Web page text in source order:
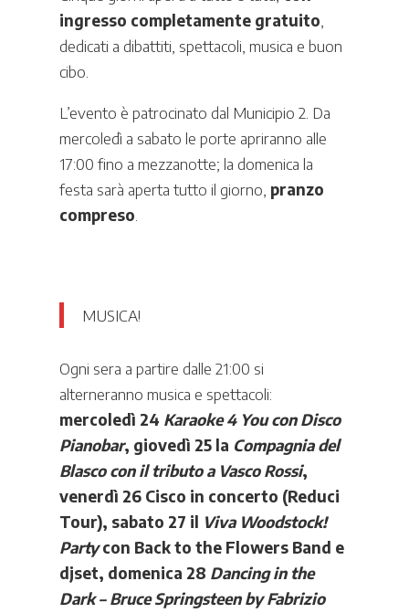
ingresso completamente gratuito
dedicati a dibattiti, spettacoli, musica e buon
cibo.
L’evento è patrocinato dal Municipio 2. Da
mercoledì a sabato le porte apriranno alle
17:00 fino a mezzanotte; la domenica la
festa sarà aperta tutto il giorno, pranzo
compreso
MUSICA!
Ogni sera a partire dalle 21:00 si
alterneranno musica e spettacoli:
mercoledì 24 Karaoke 4 You con Disco
Pianobar, giovedì 25 la Compagnia del
Blasco con il tributo a Vasco Rossi,
venerdì 26 Cisco in concerto (Reduci
Tour), sabato 27 il Viva Woodstock!
Partycon Back to the Flowers Band e
djset, domenica 28 Dancing in the
Dark – Bruce Springsteen by Fabrizio